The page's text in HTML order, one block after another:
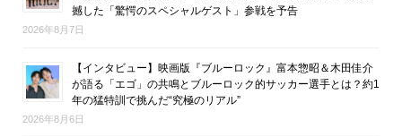
撼した「驚愕のスペシャルゲスト」参戦を予告
2026年8月7日
【インタビュー】映画版『ブルーロック』富本惣昭＆木田佳介
が語る「エゴ」の共鳴とブルーロック的サッカー選手とは？約1
年の猛特訓で挑んだ“究極のリアル”
2026年8月6日